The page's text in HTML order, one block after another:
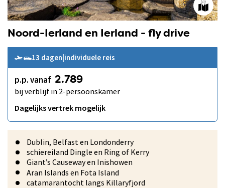
Noord-Ierland en Ierland - fly drive
13 dagen individuele reis
p.p. vanaf 2.789
bij verblijf in 2-persoonskamer
Dagelijks vertrek mogelijk
Dublin, Belfast en Londonderry
schiereiland Dingle en Ring of Kerry
Giant’s Causeway en Inishowen
Aran Islands en Fota Island
catamarantocht langs Killaryfjord